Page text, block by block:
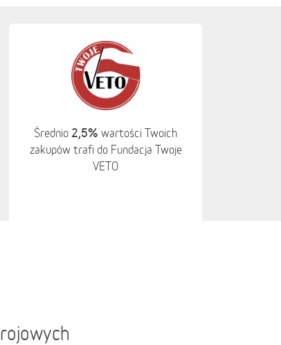
Średnio 2,5% wartości Twoich
zakupów trafi do Fundacja Twoje
VETO